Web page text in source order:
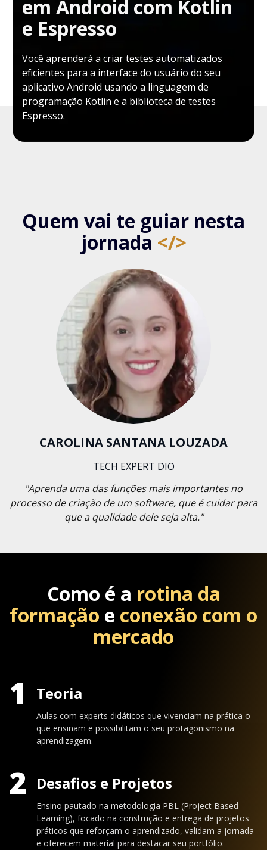
em Android com Kotlin
e Espresso
Você aprenderá a criar testes automatizados
eficientes para a interface do usuário do seu
aplicativo Android usando a linguagem de
programação Kotlin e a biblioteca de testes
Espresso.
Quem vai te guiar nesta
jornada </>
CAROLINA SANTANA LOUZADA
TECH EXPERT DIO
"Aprenda uma das funções mais importantes no
processo de criação de um software, que é cuidar para
que a qualidade dele seja alta."
Como é a rotina da
formação e conexão com o
mercado
1 Teoria
Aulas com experts didáticos que vivenciam na prática o
que ensinam e possibilitam o seu protagonismo na
aprendizagem.
2 Desafios e Projetos
Ensino pautado na metodologia PBL (Project Based
Learning), focado na construção e entrega de projetos
práticos que reforçam o aprendizado, validam a jornada
e oferecem material para destacar seu portfólio.